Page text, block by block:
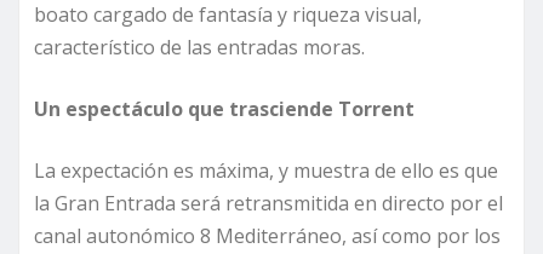
boato cargado de fantasía y riqueza visual,
característico de las entradas moras.
Un espectáculo que trasciende Torrent
La expectación es máxima, y muestra de ello es que
la Gran Entrada será retransmitida en directo por el
canal autonómico 8 Mediterráneo, así como por los